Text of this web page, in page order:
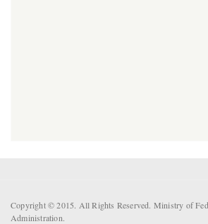
Copyright © 2015. All Rights Reserved. Ministry of
Administration.